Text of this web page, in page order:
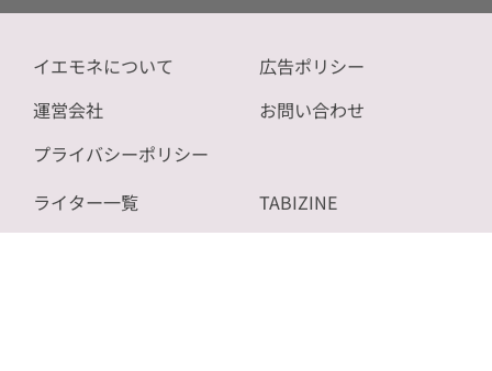
イエモネについて
運営会社
プライバシーポリシー
広告ポリシー
お問い合わせ
ライター一覧
TABIZINE